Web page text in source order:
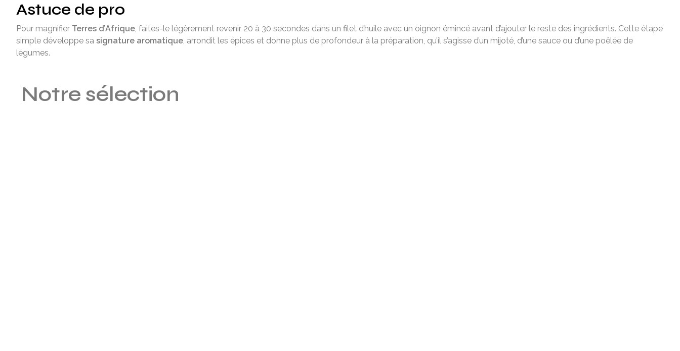
Astuce de pro
Pour magnifier Terres d’Afrique, faites-le légèrement revenir 20 à 30 secondes dans un filet d’huile avec un oignon émincé avant d’ajouter le reste des ingrédients. Cette étape
simple développe sa signature aromatique, arrondit les épices et donne plus de profondeur à la préparation, qu’il s’agisse d’un mijoté, d’une sauce ou d’une poêlée de
légumes.
Notre sélection